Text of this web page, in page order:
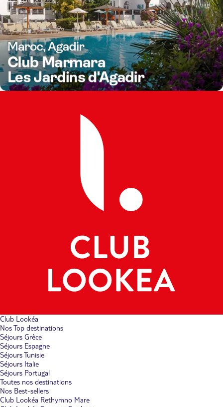
Club Lookéa
Nos Top destinations
Séjours Grèce
Séjours Espagne
Séjours Tunisie
Séjours Italie
Séjours Portugal
Toutes nos destinations
Nos Best-sellers
Club Lookéa Rethymno Mare